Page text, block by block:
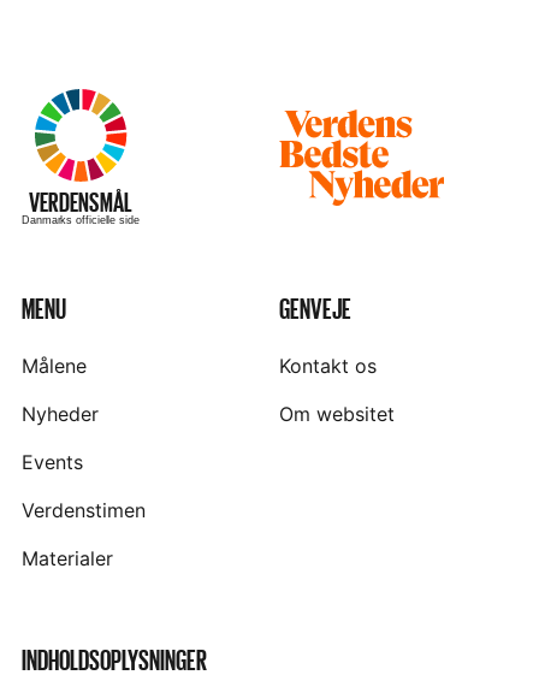
VERDENSMÅL
–
Danmarks officielle side
Besøg
hjemmesiden
MENU
Målene
Nyheder
Events
Verdenstimen
Materialer
GENVEJE
Kontakt os
Om websitet
INDHOLDSOPLYSNINGER